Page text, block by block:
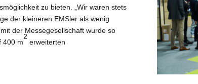
zu bieten. „Wir waren stets
der kleineren EMSler als wenig
der Messegesellschaft wurde so
400 m
2
erweiterten